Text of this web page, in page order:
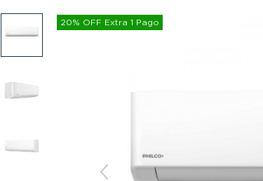
20% OFF Extra 1 Pago